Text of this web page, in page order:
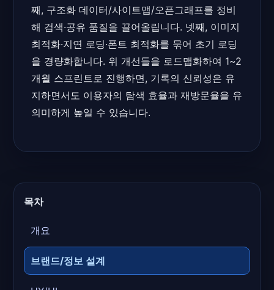
째, 구조화 데이터/사이트맵/오픈그래프를 정비
해 검색·공유 품질을 끌어올립니다. 넷째, 이미지
최적화·지연 로딩·폰트 최적화를 묶어 초기 로딩
을 경량화합니다. 위 개선들을 로드맵화하여 1~2
개월 스프린트로 진행하면, 기록의 신뢰성은 유
지하면서도 이용자의 탐색 효율과 재방문율을 유
의미하게 높일 수 있습니다.
목차
개요
브랜드/정보 설계